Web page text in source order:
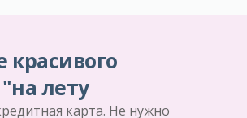
красивого
лету
карта. Не нужно